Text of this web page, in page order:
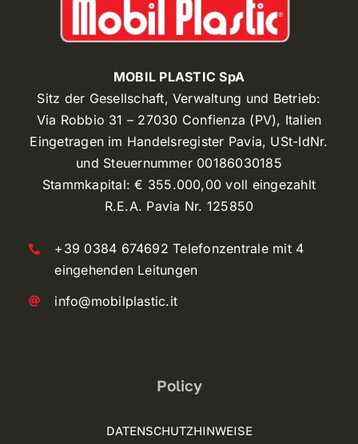
MOBIL PLASTIC SpA
Sitz der Gesellschaft, Verwaltung und Betrieb:
Via Robbio 31 – 27030 Confienza (PV), Italien
Eingetragen im Handelsregister Pavia, USt-IdNr.
und Steuernummer 00186030185
Stammkapital: € 355.000,00 voll eingezahlt
R.E.A. Pavia Nr. 125850
+39 0384 674692 Telefonzentrale mit 4
eingehenden Leitungen
info@mobilplastic.it
Policy
DATENSCHUTZHINWEISE